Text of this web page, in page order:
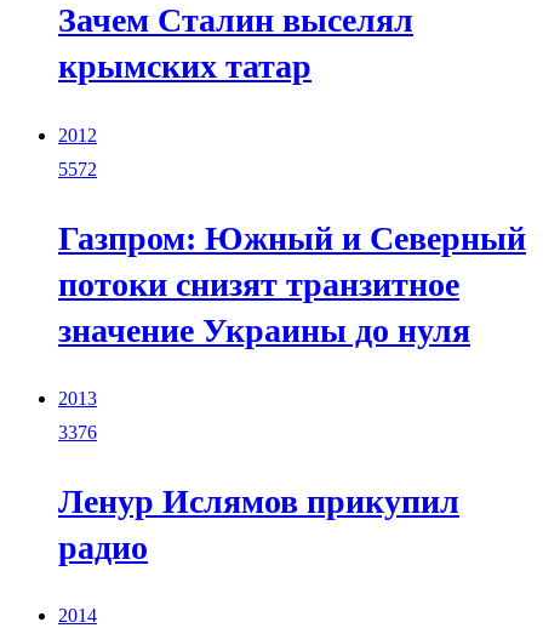
Зачем Сталин выселял
крымских татар
2012
5572
Газпром: Южный и Северный
потоки снизят транзитное
значение Украины до нуля
2013
3376
Ленур Ислямов прикупил
радио
2014